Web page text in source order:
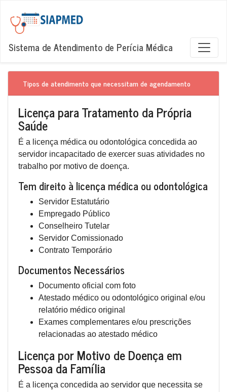
Sistema de Atendimento de Perícia Médica
Tipos de atendimento que necessitam de agendamento
Licença para Tratamento da Própria
Saúde
É a licença médica ou odontológica concedida ao
servidor incapacitado de exercer suas atividades no
trabalho por motivo de doença.
Tem direito à licença médica ou odontológica
Servidor Estatutário
Empregado Público
Conselheiro Tutelar
Servidor Comissionado
Contrato Temporário
Documentos Necessários
Documento oficial com foto
Atestado médico ou odontológico original e/ou
relatório médico original
Exames complementares e/ou prescrições
relacionadas ao atestado médico
Licença por Motivo de Doença em
Pessoa da Família
É a licença concedida ao servidor que necessita se